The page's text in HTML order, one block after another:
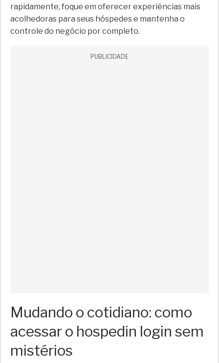
rapidamente, foque em oferecer experiências mais
acolhedoras para seus hóspedes e mantenha o
controle do negócio por completo.
PUBLICIDADE
Mudando o cotidiano: como
acessar o hospedin login sem
mistérios